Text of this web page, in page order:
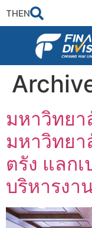
THEN
มหาวิทยา
มหาวิทยา
ตรัง แลก
บริหารงา